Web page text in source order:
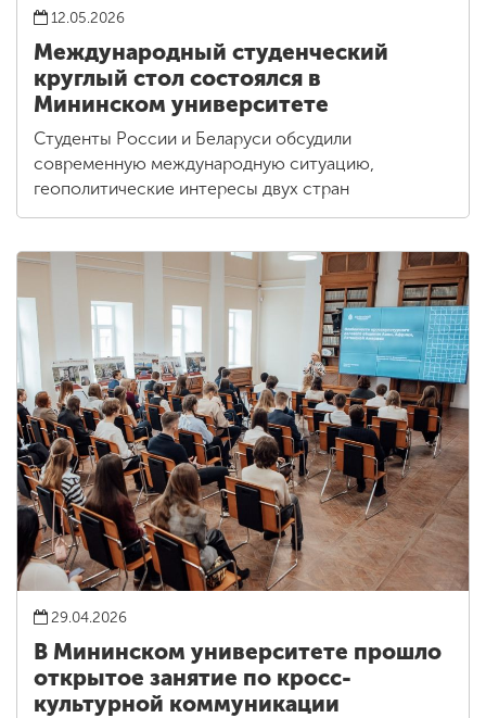
12.05.2026
Международный студенческий
круглый стол состоялся в
Мининском университете
Студенты России и Беларуси обсудили
современную международную ситуацию,
геополитические интересы двух стран
29.04.2026
В Мининском университете прошло
открытое занятие по кросс-
культурной коммуникации